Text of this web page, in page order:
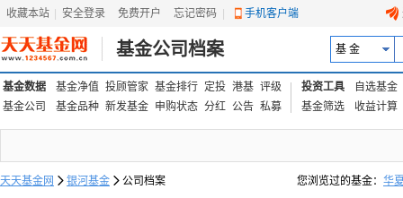
收藏本站 安全登录 免费开户 忘记密码 手机客户端
基金公司档案 基 金
基金数据 基金净值 投顾管家 基金排行 定投 港基 评级
基金公司
基金品种 新发基金 申购状态 分红 公告 私募
投资工具
自选基金
基金筛选
收益计算
天天基金网  银河基金  公司档案 您浏览过的基金： 华